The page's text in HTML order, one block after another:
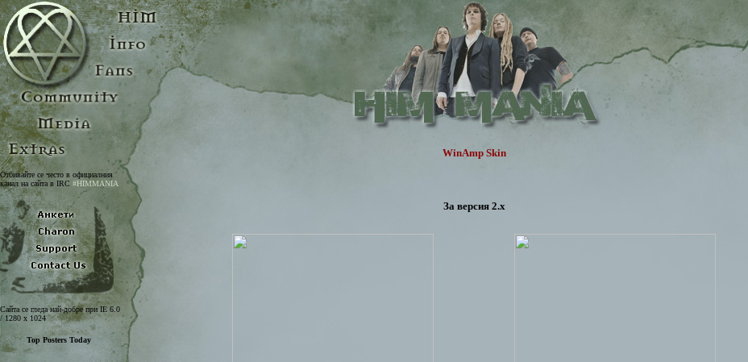
Отбивайте се често в официалния
канал на сайта в IRC #HIMMANIA
Сайта се гледа най-добре при IE 6.0
/ 1280 x 1024
WinAmp Skin
За версия 2.x